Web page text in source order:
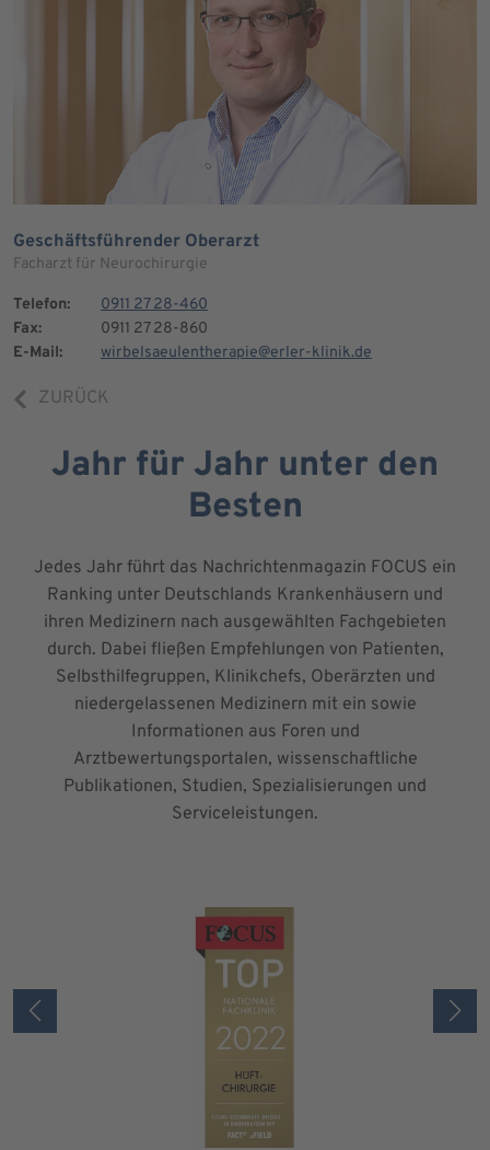
Geschäftsführender Oberarzt
Facharzt für Neurochirurgie
Telefon:
0911 27 28-460
Fax:
0911 27 28-860
E-Mail:
wirbelsaeulentherapie@erler-klinik.de
ZURÜCK
Jahr für Jahr unter den
Besten
Jedes Jahr führt das Nachrichtenmagazin FOCUS ein
Ranking unter Deutschlands Krankenhäusern und
ihren Medizinern nach ausgewählten Fachgebieten
durch. Dabei fließen Empfehlungen von Patienten,
Selbsthilfegruppen, Klinikchefs, Oberärzten und
niedergelassenen Medizinern mit ein sowie
Informationen aus Foren und
Arztbewertungsportalen, wissenschaftliche
Publikationen, Studien, Spezialisierungen und
Serviceleistungen.